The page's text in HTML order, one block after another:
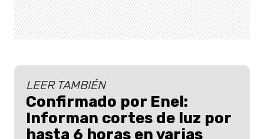
LEER TAMBIÉN
Confirmado por Enel:
Informan cortes de luz por
hasta 6 horas en varias